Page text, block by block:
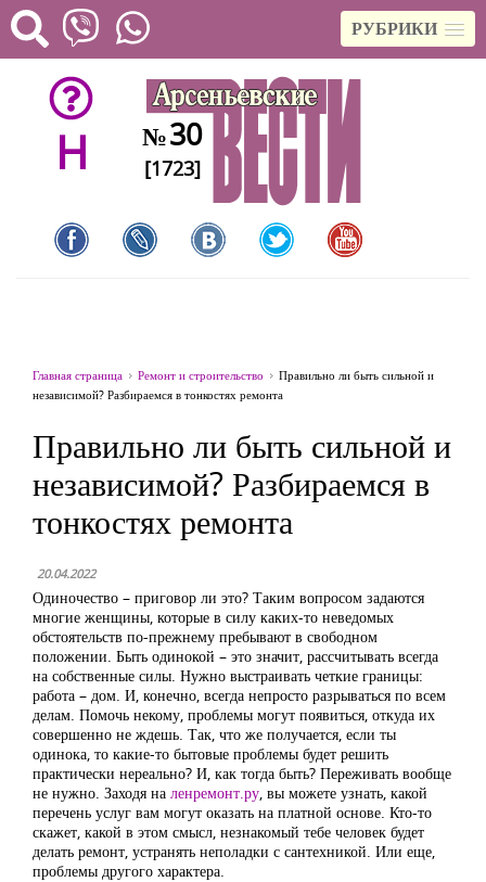
РУБРИКИ
H №30
[1723]
Главная страница Ремонт и строительство
Правильно ли быть сильной и
независимой? Разбираемся в тонкостях ремонта
Правильно ли быть сильной и
независимой? Разбираемся в
тонкостях ремонта
20.04.2022
Одиночество – приговор ли это? Таким вопросом задаются
многие женщины, которые в силу каких-то неведомых
обстоятельств по-прежнему пребывают в свободном
положении. Быть одинокой – это значит, рассчитывать всегда
на собственные силы. Нужно выстраивать четкие границы:
работа – дом. И, конечно, всегда непросто разрываться по всем
делам. Помочь некому, проблемы могут появиться, откуда их
совершенно не ждешь. Так, что же получается, если ты
одинока, то какие-то бытовые проблемы будет решить
практически нереально? И, как тогда быть? Переживать вообще
не нужно. Заходя на ленремонт.ру, вы можете узнать, какой
перечень услуг вам могут оказать на платной основе. Кто-то
скажет, какой в этом смысл, незнакомый тебе человек будет
делать ремонт, устранять неполадки с сантехникой. Или еще,
проблемы другого характера.